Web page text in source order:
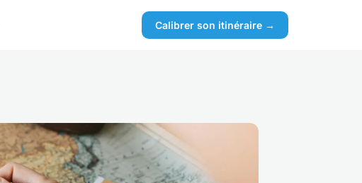
Calibrer son itinéraire →